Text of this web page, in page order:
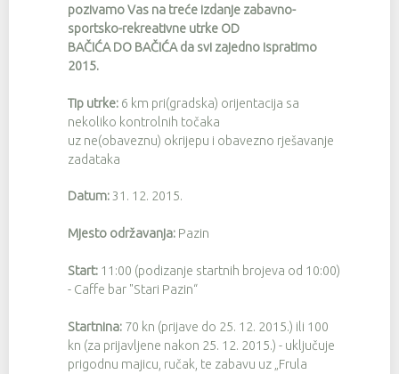
pozivamo Vas na treće izdanje zabavno-
sportsko-rekreativne utrke OD
BAČIĆA DO BAČIĆA da svi zajedno ispratimo
2015.
Tip utrke: 6 km pri(gradska) orijentacija sa
nekoliko kontrolnih točaka
uz ne(obaveznu) okrijepu i obavezno rješavanje
zadataka
Datum:31. 12. 2015.
Mjesto održavanja: Pazin
Start: 11:00 (podizanje startnih brojeva od 10:00)
- Caffe bar "Stari Pazin“
Startnina: 70 kn (prijave do 25. 12. 2015.) ili 100
kn (za prijavljene nakon 25. 12. 2015.) - uključuje
prigodnu majicu, ručak, te zabavu uz „Frula